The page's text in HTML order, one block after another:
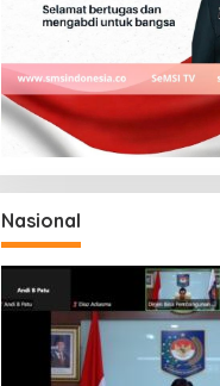
Nasional